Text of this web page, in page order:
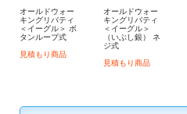
オールドウォー
キングリバティ
＜イーグル＞ ボ
タンループ式
見積もり商品
オールドウォー
キングリバティ
＜イーグル＞
（いぶし銀） ネ
ジ式
見積もり商品